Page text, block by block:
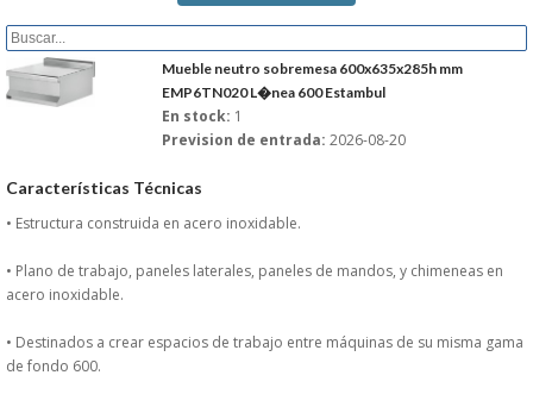
CATALOGOS
REFORMAS Y PROYECTOS
REGISTRARSE
DONDE ESTAMOS
PRODUCTOS EN OFERTAS
Mueble neutro sobremesa 600x635x285h mm
EMP6TN020 L�nea 600 Estambul
En stock: 1
Prevision de entrada: 2026-08-20
Características Técnicas
• Estructura construida en acero inoxidable.
• Plano de trabajo, paneles laterales, paneles de mandos, y chimeneas en
acero inoxidable.
• Destinados a crear espacios de trabajo entre máquinas de su misma gama
de fondo 600.